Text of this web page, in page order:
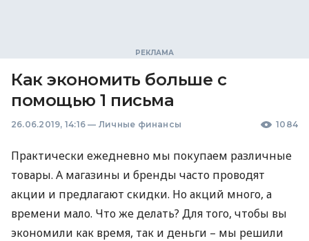
Как экономить больше с
помощью 1 письма
26.06.2019, 14:16 — Личные финансы 1084
Практически ежедневно мы покупаем различные
товары. А магазины и бренды часто проводят
акции и предлагают скидки. Но акций много, а
времени мало. Что же делать? Для того, чтобы вы
экономили как время, так и деньги – мы решили